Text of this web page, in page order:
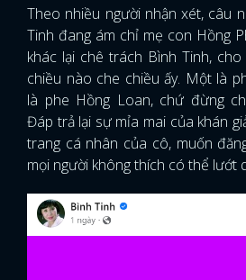
Theo nhiều người nhận xét, câu
Tinh đang ám chỉ mẹ con Hồng
khác lại chê trách Bình Tinh,
chiều nào che chiều ấy. Một là
là phe Hồng Loan, chứ đừng
Đáp trả lại sự mỉa mai của khán
trang cá nhân của cô, muốn
mọi người không thích có thể lướt